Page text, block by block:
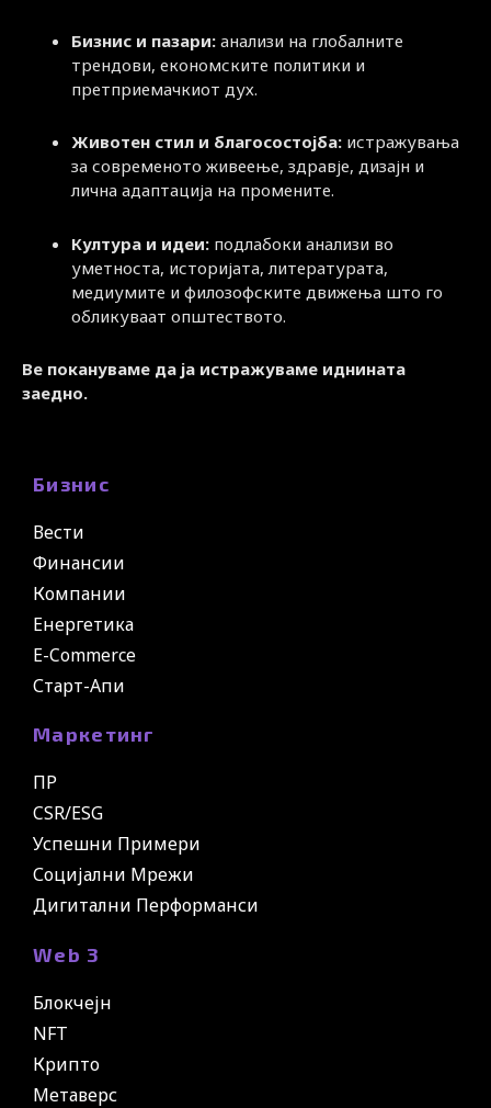
Бизнис и пазари: анализи на глобалните
трендови, економските политики и
претприемачкиот дух.
Животен стил и благосостојба: истражувања
за современото живеење, здравје, дизајн и
лична адаптација на промените.
Култура и идеи: подлабоки анализи во
уметноста, историјата, литературата,
медиумите и филозофските движења што го
обликуваат општеството.
Ве покануваме да ја истражуваме иднината
заедно.
Бизнис
Вести
Финансии
Компании
Енергетика
E-Commerce
Старт-Апи
Маркетинг
ПР
CSR/ESG
Успешни Примери
Социјални Мрежи
Дигитални Перформанси
Web 3
Блокчејн
NFT
Крипто
Метаверс